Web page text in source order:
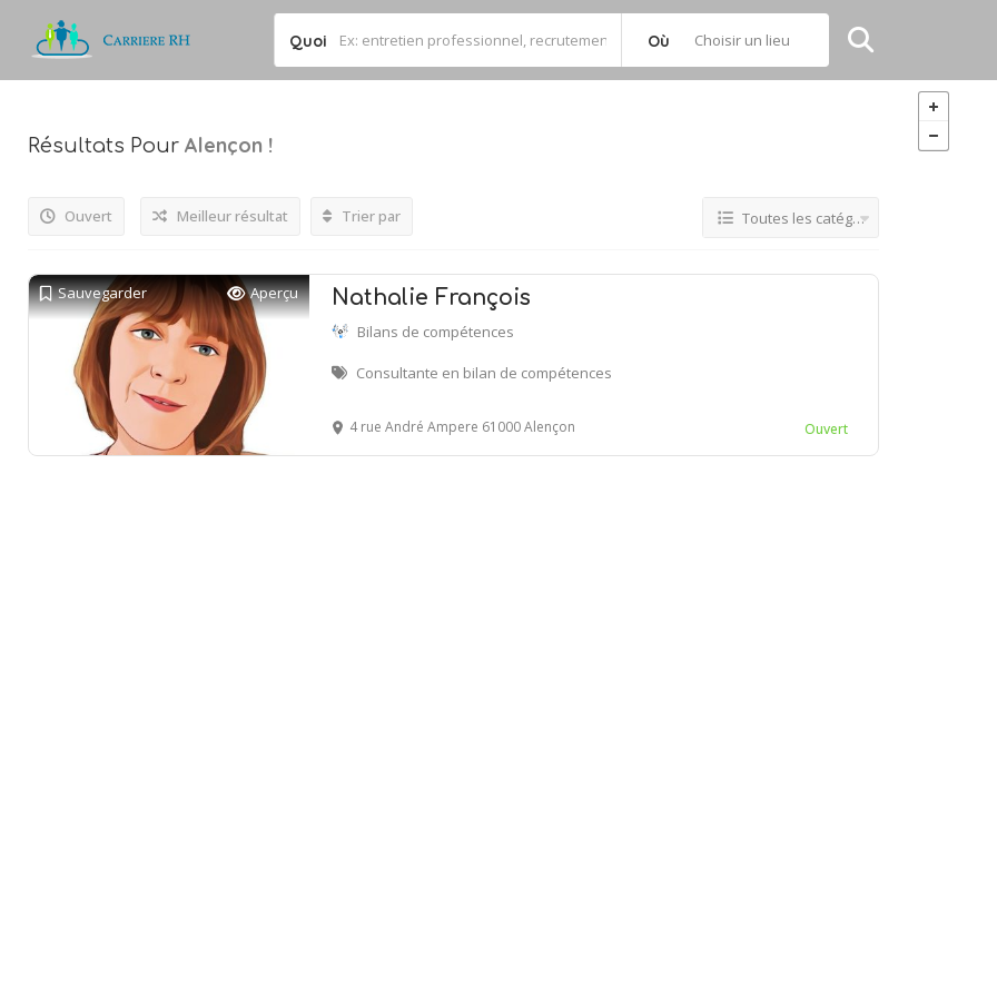
Quoi Où Choisir un lieu
Résultats Pour Alençon !
Ouvert Meilleur résultat Trier par Toutes les catégories
Sauvegarder Aperçu Nathalie François
Bilans de compétences
Consultante en bilan de compétences
4 rue André Ampere 61000 Alençon Ouvert